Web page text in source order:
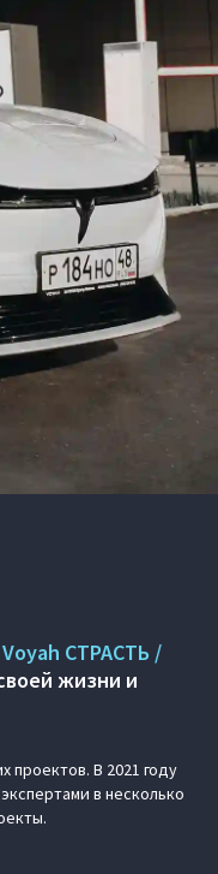
Voyah СТРАСТЬ /
жизни и
проектов. В 2021 году
в несколько